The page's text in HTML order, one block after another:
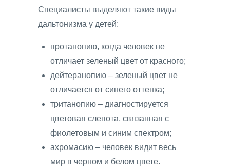
Специалисты выделяют такие виды
дальтонизма у детей:
протанопию, когда человек не
отличает зеленый цвет от красного;
дейтеранопию – зеленый цвет не
отличается от синего оттенка;
тританопию – диагностируется
цветовая слепота, связанная с
фиолетовым и синим спектром;
ахромасию – человек видит весь
мир в черном и белом цвете.